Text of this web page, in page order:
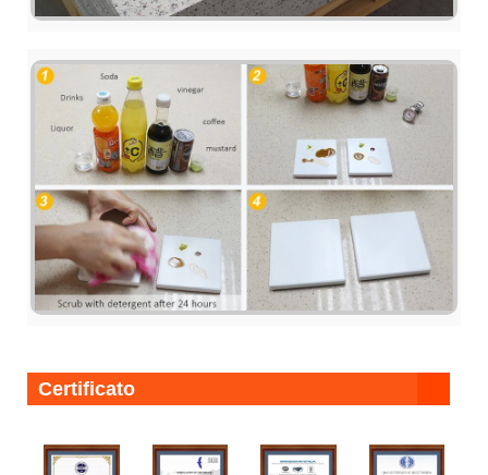
Certificato